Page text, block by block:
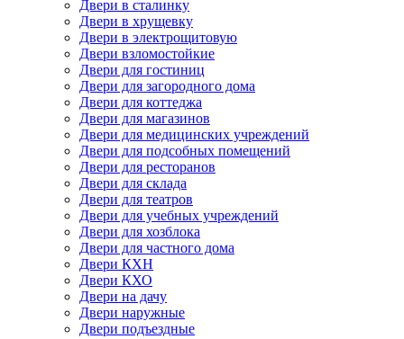
Двери в сталинку
Двери в хрущевку
Двери в электрощитовую
Двери взломостойкие
Двери для гостиниц
Двери для загородного дома
Двери для коттеджа
Двери для магазинов
Двери для медицинских учреждений
Двери для подсобных помещений
Двери для ресторанов
Двери для склада
Двери для театров
Двери для учебных учреждений
Двери для хозблока
Двери для частного дома
Двери КХН
Двери КХО
Двери на дачу
Двери наружные
Двери подъездные